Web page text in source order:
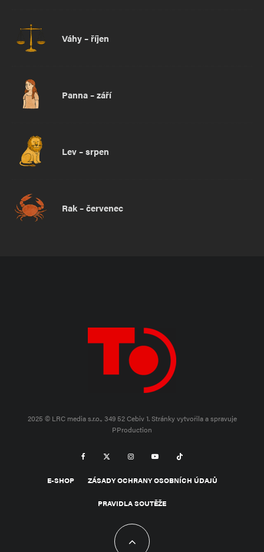
Váhy – říjen
Panna – září
Lev – srpen
Rak – červenec
2025 © LRC media s.r.o., 349 52 Cebiv 1.Stránky vytvořila a spravuje
PProduction
E-SHOP ZÁSADY OCHRANY OSOBNÍCH ÚDAJŮ
PRAVIDLA SOUTĚŽE